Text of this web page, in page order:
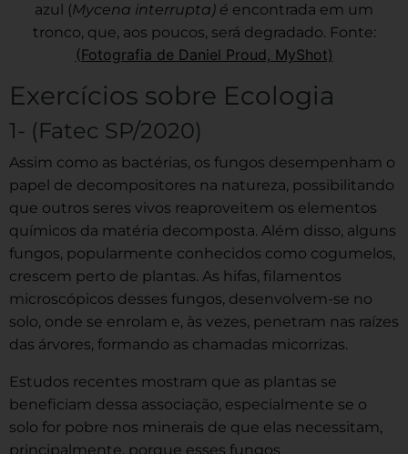
azul (Mycena interrupta) é encontrada em um
tronco, que, aos poucos, será degradado. Fonte:
(Fotografia de Daniel Proud, MyShot)
Exercícios sobre Ecologia
1- (Fatec SP/2020)
Assim como as bactérias, os fungos desempenham o
papel de decompositores na natureza, possibilitando
que outros seres vivos reaproveitem os elementos
químicos da matéria decomposta. Além disso, alguns
fungos, popularmente conhecidos como cogumelos,
crescem perto de plantas. As hifas, filamentos
microscópicos desses fungos, desenvolvem-se no
solo, onde se enrolam e, às vezes, penetram nas raízes
das árvores, formando as chamadas micorrizas.
Estudos recentes mostram que as plantas se
beneficiam dessa associação, especialmente se o
solo for pobre nos minerais de que elas necessitam,
principalmente, porque esses fungos